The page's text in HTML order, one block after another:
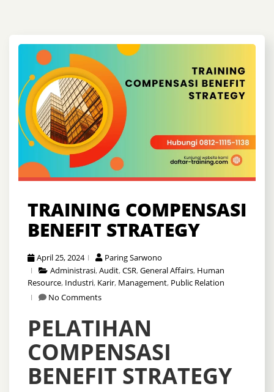
TRAINING COMPENSASI
BENEFIT STRATEGY
April 25, 2024
Paring Sarwono
Administrasi,Audit,CSR,General Affairs, Human
Resource, Industri, Karir, Management, Public Relation
No Comments
PELATIHAN
COMPENSASI
BENEFIT STRATEGY